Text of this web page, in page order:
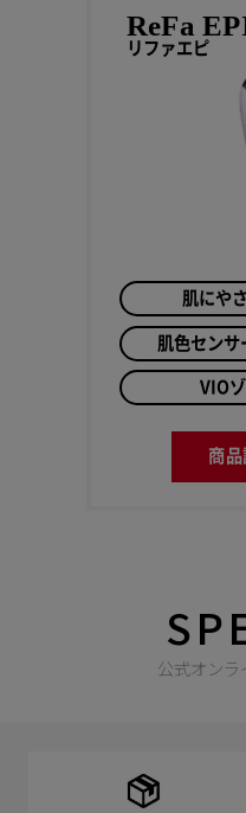
ReFa
リファエピ
肌にや
肌色センサ
VIO
商品
公式オン